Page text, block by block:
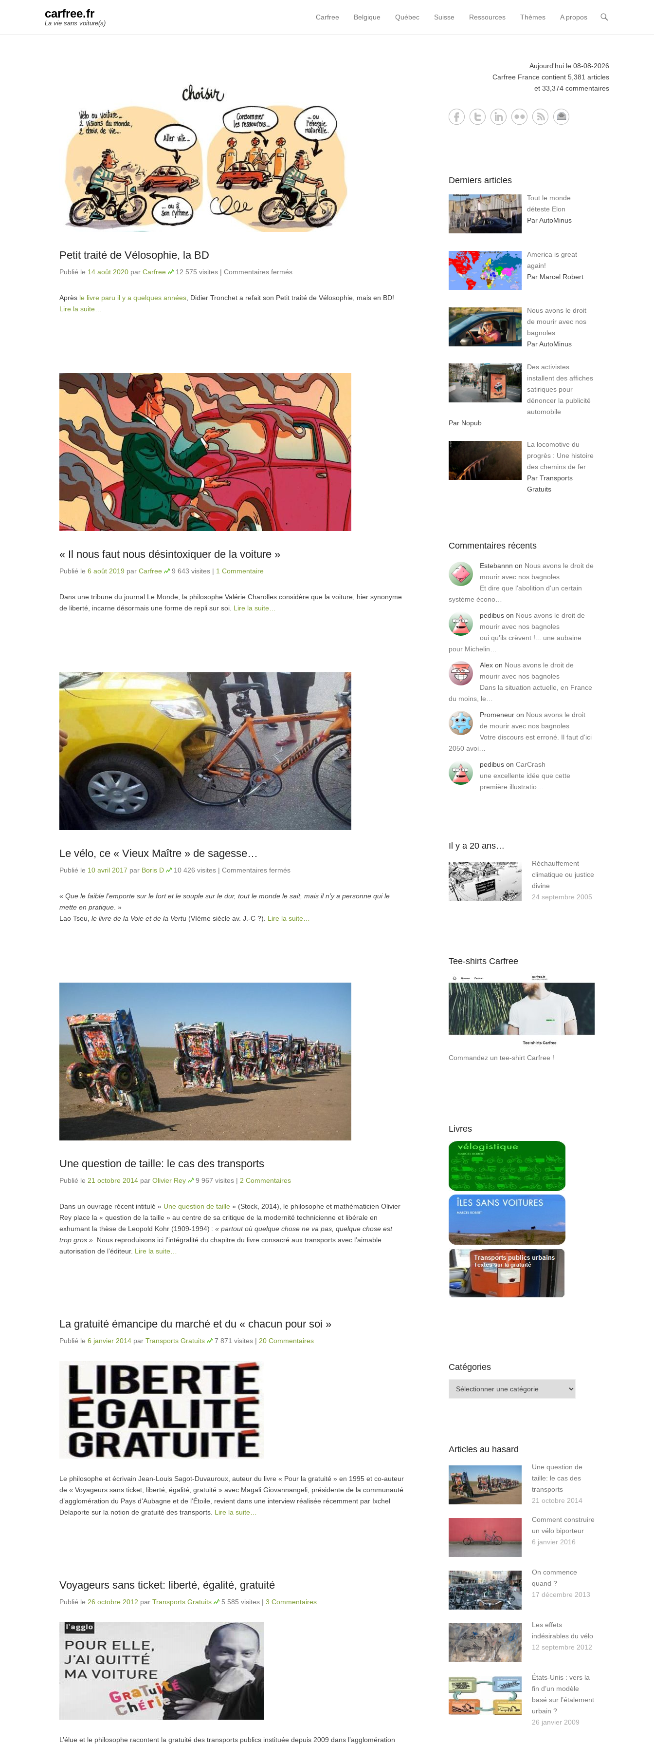
carfree.fr
La vie sans voiture(s)
Primary Menu
Skip to content
Carfree Belgique Québec Suisse Ressources Thèmes A propos
Petit traité de Vélosophie, la BD
Publié le 14 août 2020 par Carfree 12 575 visites | Commentaires fermés
Après le livre paru il y a quelques années , Didier Tronchet a refait son Petit traité de Vélosophie, mais en BD!
Lire la suite…
« Il nous faut nous désintoxiquer de la voiture »
Publié le 6 août 2019 par Carfree 9 643 visites | 1 Commentaire
Dans une tribune du journal Le Monde, la philosophe Valérie Charolles considère que la voiture, hier synonyme
de liberté, incarne désormais une forme de repli sur soi. Lire la suite…
Le vélo, ce « Vieux Maître » de sagesse…
Publié le 10 avril 2017 par Boris D 10 426 visites | Commentaires fermés
« Que le faible l’emporte sur le fort et le souple sur le dur, tout le monde le sait, mais il n’y a personne qui le
mette en pratique . »
Lao Tseu, le livre de la Voie et de la Vertu (VIème siècle av. J.-C ?). Lire la suite…
Une question de taille: le cas des transports
Publié le 21 octobre 2014 par Olivier Rey 9 967 visites | 2 Commentaires
Dans un ouvrage récent intitulé « Une question de taille » (Stock, 2014), le philosophe et mathématicien Olivier
Rey place la « question de la taille » au centre de sa critique de la modernité technicienne et libérale en
exhumant la thèse de Leopold Kohr (1909-1994) : « partout où quelque chose ne va pas, quelque chose est
trop gros » . Nous reproduisons ici l’intégralité du chapitre du livre consacré aux transports avec l’aimable
autorisation de l’éditeur. Lire la suite…
La gratuité émancipe du marché et du « chacun pour soi »
Publié le 6 janvier 2014 par Transports Gratuits 7 871 visites | 20 Commentaires
Le philosophe et écrivain Jean-Louis Sagot-Duvauroux, auteur du livre « Pour la gratuité » en 1995 et co-auteur
de « Voyageurs sans ticket, liberté, égalité, gratuité » avec Magali Giovannangeli, présidente de la communauté
d’agglomération du Pays d’Aubagne et de l’Étoile, revient dans une interview réalisée récemment par Ixchel
Delaporte sur la notion de gratuité des transports. Lire la suite…
Voyageurs sans ticket: liberté, égalité, gratuité
Publié le 26 octobre 2012 par Transports Gratuits 5 585 visites | 3 Commentaires
L’élue et le philosophe racontent la gratuité des transports publics instituée depuis 2009 dans l’agglomération
Aujourd'hui le 08-08-2026
Carfree France contient 5,381 articles
et 33,374 commentaires
Derniers articles
Tout le monde
déteste Elon
Par AutoMinus
America is great
again!
Par Marcel Robert
Nous avons le droit
de mourir avec nos
bagnoles
Par AutoMinus
Des activistes
installent des affiches
satiriques pour
dénoncer la publicité
automobile
Par Nopub
La locomotive du
progrès : Une histoire
des chemins de fer
Par Transports
Gratuits
Commentaires récents
Estebannn on Nous avons le droit de
mourir avec nos bagnoles
Et dire que l'abolition d'un certain
système écono…
pedibus on Nous avons le droit de
mourir avec nos bagnoles
oui qu'ils crèvent !... une aubaine
pour Michelin…
Alex on Nous avons le droit de
mourir avec nos bagnoles
Dans la situation actuelle, en France
du moins, le…
Promeneur on Nous avons le droit
de mourir avec nos bagnoles
Votre discours est erroné. Il faut d'ici
2050 avoi…
pedibus on CarCrash
une excellente idée que cette
première illustratio…
Il y a 20 ans…
Réchauffement
climatique ou justice
divine
24 septembre 2005
Tee-shirts Carfree
Commandez un tee-shirt Carfree !
Livres
Catégories
Articles au hasard
Une question de
taille: le cas des
transports
21 octobre 2014
Comment construire
un vélo biporteur
6 janvier 2016
On commence
quand ?
17 décembre 2013
Les effets
indésirables du vélo
12 septembre 2012
États-Unis : vers la
fin d’un modèle
basé sur l’étalement
urbain ?
26 janvier 2009